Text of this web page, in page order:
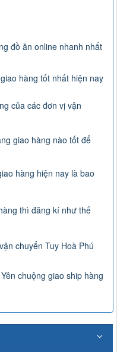
đồ ăn online nhanh nhất
hàng tốt nhất hiện nay
của các đơn vị vận
giao hàng nào tốt để
hàng hiện nay là bao
thì đăng kí như thế
chuyển Tuy Hoà Phú
chuộng giao ship hàng